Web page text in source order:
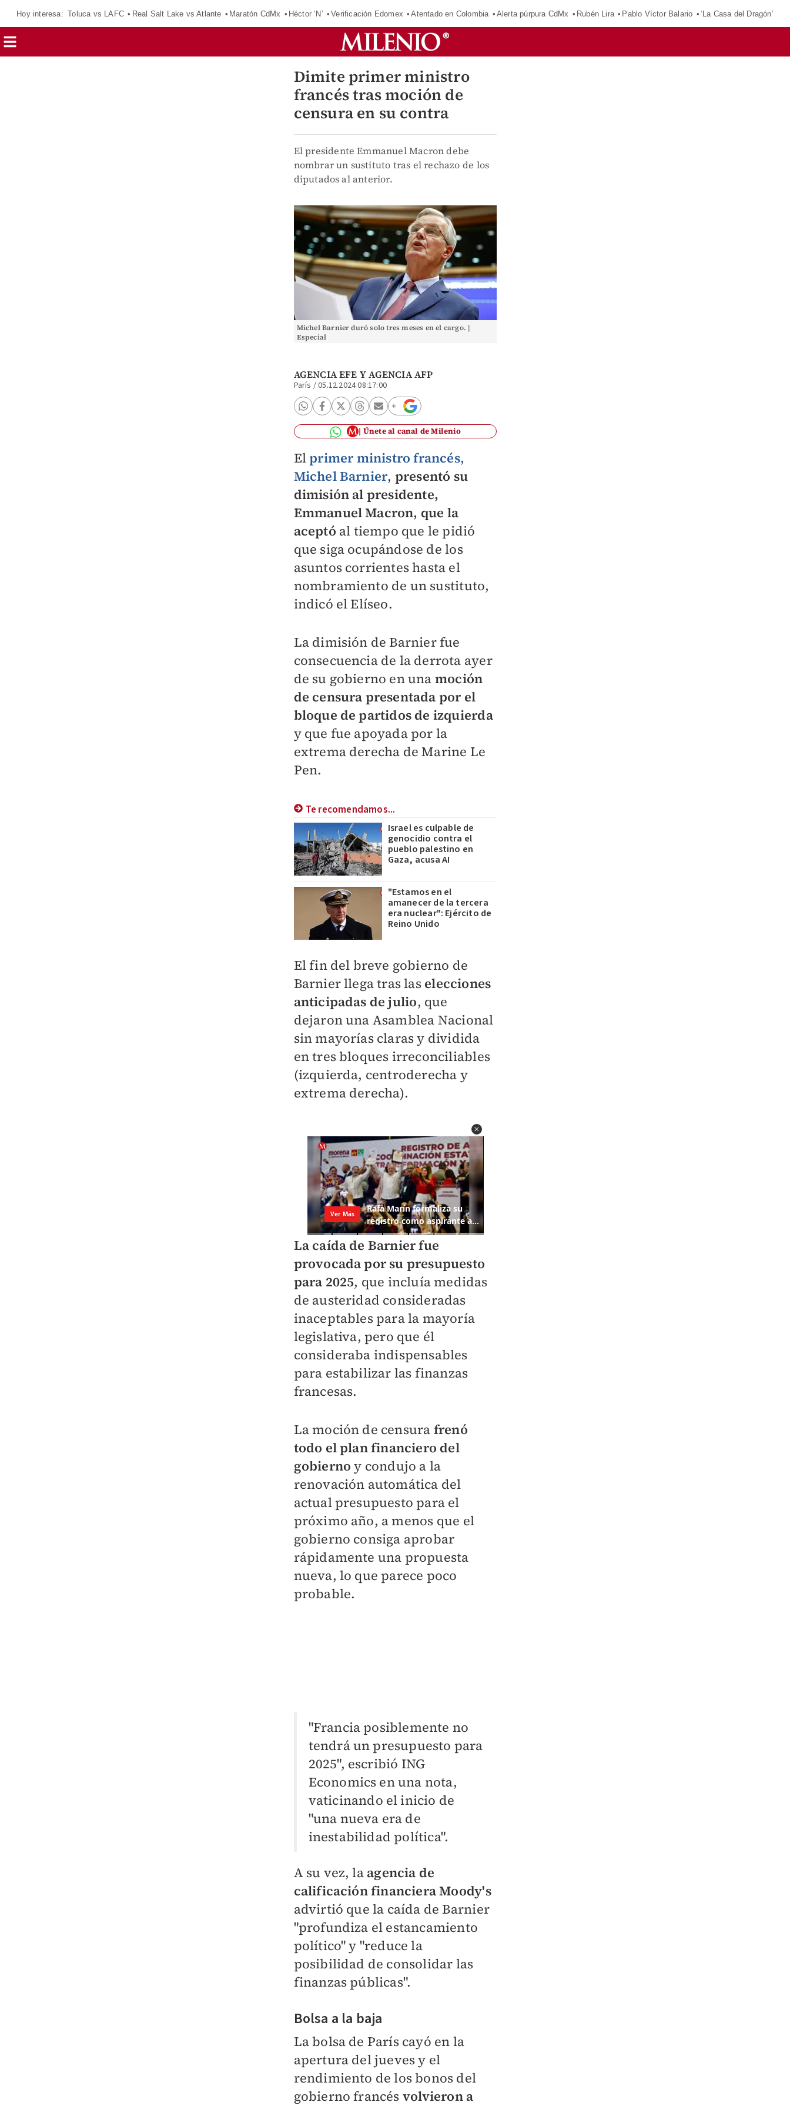
Hoy interesa: Toluca vs LAFC Real Salt Lake vs Atlante Maratón CdMx Héctor ‘N’ Verificación Edomex Atentado en Colombia Alerta púrpura CdMx Rubén Lira Pablo Víctor Balario ‘La Casa del Dragón’
Dimite primer ministro
francés tras moción de
censura en su contra
El presidente Emmanuel Macron debe
nombrar un sustituto tras el rechazo de los
diputados al anterior.
Michel Barnier duró solo tres meses en el cargo. |
Especial
AGENCIA EFE Y AGENCIA AFP
París /05.12.2024 08:17:00
Únete al canal de Milenio
Elprimer ministro francés,
Michel Barnier, presentó su
dimisión al presidente,
Emmanuel Macron, que la
aceptó al tiempo que le pidió
que siga ocupándose de los
asuntos corrientes hasta el
nombramiento de un sustituto,
indicó el Elíseo.
La dimisión de Barnier fue
consecuencia de la derrota ayer
de su gobierno en una moción
de censura presentada por el
bloque de partidos de izquierda
y que fue apoyada por la
extrema derecha de Marine Le
Pen.
Te recomendamos...
Israel es culpable de
genocidio contra el
pueblo palestino en
Gaza, acusa AI
"Estamos en el
amanecer de la tercera
era nuclear": Ejército de
Reino Unido
El fin del breve gobierno de
Barnier llega tras las elecciones
anticipadas de julio, que
dejaron una Asamblea Nacional
sin mayorías claras y dividida
en tres bloques irreconciliables
(izquierda, centroderecha y
extrema derecha).
La caída de Barnier fue
provocada por su presupuesto
para 2025, que incluía medidas
de austeridad consideradas
inaceptables para la mayoría
legislativa, pero que él
consideraba indispensables
para estabilizar las finanzas
francesas.
La moción de censura frenó
todo el plan financiero del
gobiernoy condujo a la
renovación automática del
actual presupuesto para el
próximo año, a menos que el
gobierno consiga aprobar
rápidamente una propuesta
nueva, lo que parece poco
probable.
"Francia posiblemente no
tendrá un presupuesto para
2025", escribió ING
Economics en una nota,
vaticinando el inicio de
"una nueva era de
inestabilidad política".
A su vez, la agencia de
calificación financiera Moody's
advirtió que la caída de Barnier
"profundiza el estancamiento
político" y "reduce la
posibilidad de consolidar las
finanzas públicas".
Bolsa a la baja
La bolsa de París cayó en la
apertura del jueves y el
rendimiento de los bonos del
gobierno francés volvieron a